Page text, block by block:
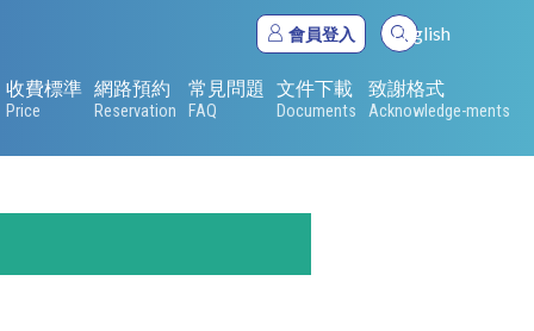
English
會員登入
收費標準
Price
網路預約
Reservation
常見問題
FAQ
文件下載
Documents
致謝格式
Acknowledge-ments